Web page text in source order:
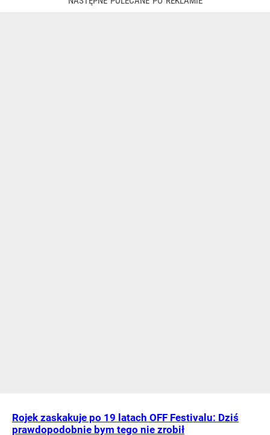
Rojek zaskakuje po 19 latach OFF Festivalu: Dziś
prawdopodobnie bym tego nie zrobił